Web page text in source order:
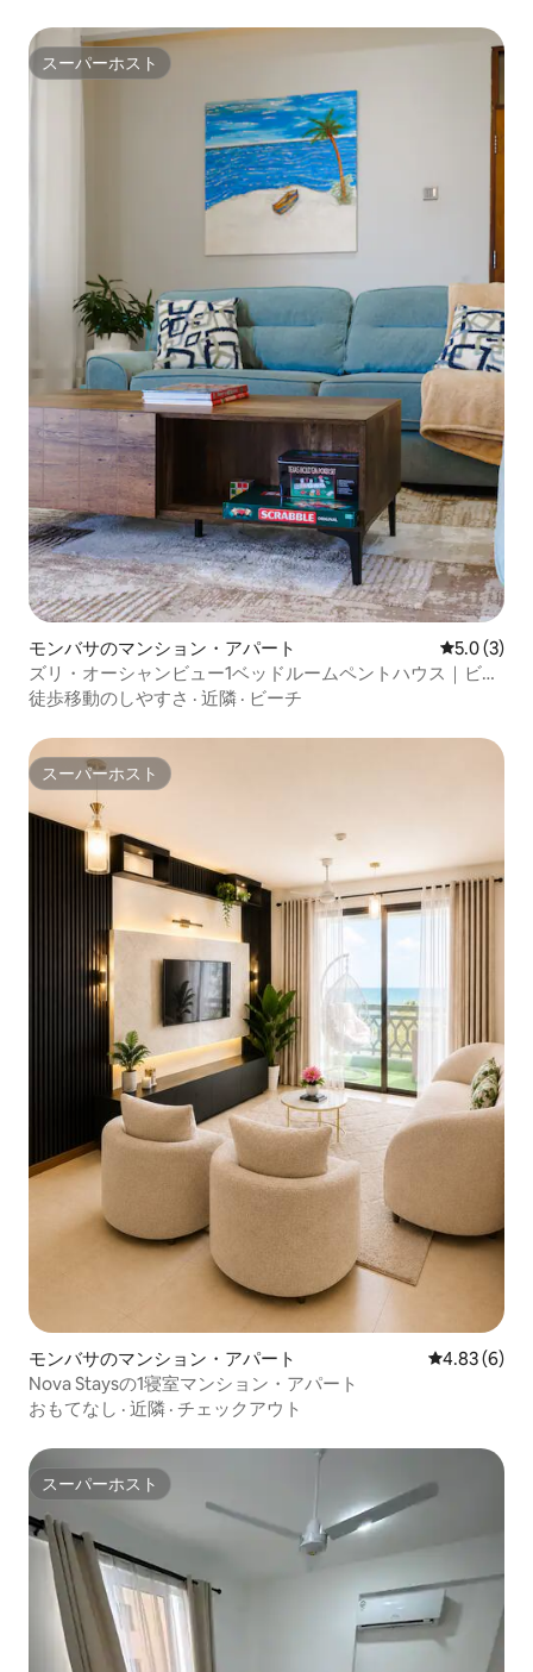
スーパーホスト
スーパーホスト
モンバサのマンション・アパート レビュー3
5.0 (3)
ズリ・オーシャンビュー1ベッドルームペントハウス｜ビー
チアクセス付き
徒歩移動のしやすさ · 近隣 · ビーチ
スーパーホスト
スーパーホスト
モンバサのマンション・アパート レビュー6
4.83 (6)
Nova Staysの1寝室マンション・アパート
おもてなし · 近隣 · チェックアウト
スーパーホスト
スーパーホスト